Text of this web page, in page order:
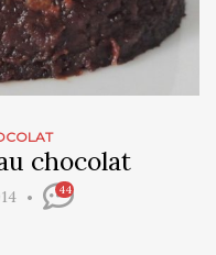
chocolat
44